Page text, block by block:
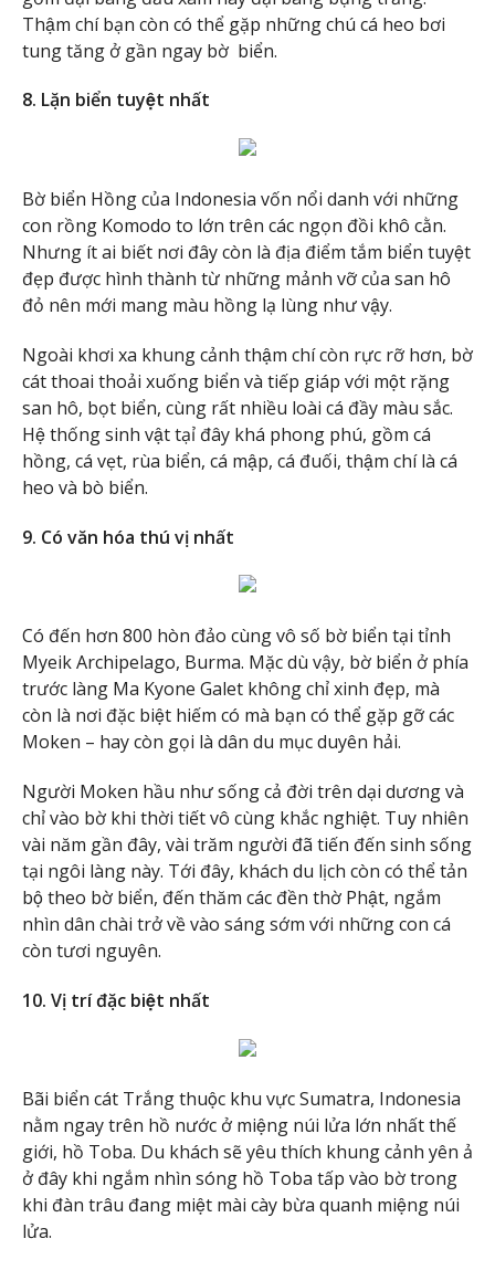
Thậm chí bạn còn có thể gặp những chú cá heo bơi
tung tăng ở gần ngay bờ biển.
8. Lặn biển tuyệt nhất
Bờ biển Hồng của Indonesia vốn nổi danh với những
con rồng Komodo to lớn trên các ngọn đồi khô cằn.
Nhưng ít ai biết nơi đây còn là địa điểm tắm biển tuyệt
đẹp được hình thành từ những mảnh vỡ của san hô
đỏ nên mới mang màu hồng lạ lùng như vậy.
Ngoài khơi xa khung cảnh thậm chí còn rực rỡ hơn, bờ
cát thoai thoải xuống biển và tiếp giáp với một rặng
san hô, bọt biển, cùng rất nhiều loài cá đầy màu sắc.
Hệ thống sinh vật tạỉ đây khá phong phú, gồm cá
hồng, cá vẹt, rùa biển, cá mập, cá đuối, thậm chí là cá
heo và bò biển.
9. Có văn hóa thú vị nhất
Có đến hơn 800 hòn đảo cùng vô số bờ biển tại tỉnh
Myeik Archipelago, Burma. Mặc dù vậy, bờ biển ở phía
trước làng Ma Kyone Galet không chỉ xinh đẹp, mà
còn là nơi đặc biệt hiếm có mà bạn có thể gặp gỡ các
Moken – hay còn gọi là dân du mục duyên hải.
Người Moken hầu như sống cả đời trên dại dương và
chỉ vào bờ khi thời tiết vô cùng khắc nghiệt. Tuy nhiên
vài năm gần đây, vài trăm người đã tiến đến sinh sống
tại ngôi làng này. Tới đây, khách du lịch còn có thể tản
bộ theo bờ biển, đến thăm các đền thờ Phật, ngắm
nhìn dân chài trở về vào sáng sớm với những con cá
còn tươi nguyên.
10. Vị trí đặc biệt nhất
Bãi biển cát Trắng thuộc khu vực Sumatra, Indonesia
nằm ngay trên hồ nước ở miệng núi lửa lớn nhất thế
giới, hồ Toba. Du khách sẽ yêu thích khung cảnh yên ả
ở đây khi ngắm nhìn sóng hồ Toba tấp vào bờ trong
khi đàn trâu đang miệt mài cày bừa quanh miệng núi
lửa.